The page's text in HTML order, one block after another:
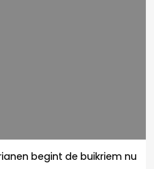
begint de buikriem nu